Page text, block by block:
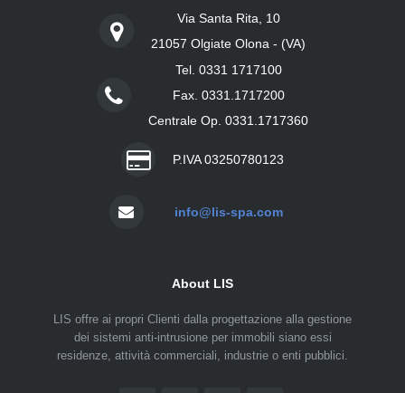
Via Santa Rita, 10
21057 Olgiate Olona - (VA)
Tel. 0331 1717100
Fax. 0331.1717200
Centrale Op. 0331.1717360
P.IVA 03250780123
info@lis-spa.com
About LIS
LIS offre ai propri Clienti dalla progettazione alla gestione
dei sistemi anti-intrusione per immobili siano essi
residenze, attività commerciali, industrie o enti pubblici.